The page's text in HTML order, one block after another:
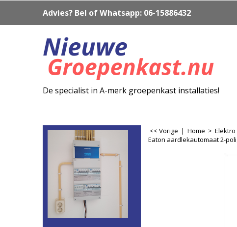
Advies? Bel of Whatsapp: 06-15886432
De specialist in A-merk groepenkast installaties!
<< Vorige | Home >
Eaton aardlekautomaat 2-